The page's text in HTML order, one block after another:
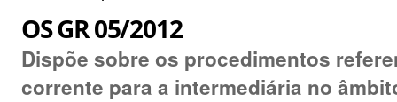
OS GR 05/2012
Dispõe sobre os procedimentos
corrente para a intermediária no